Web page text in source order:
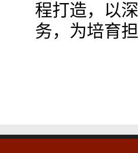
程打造，以
务，为培育